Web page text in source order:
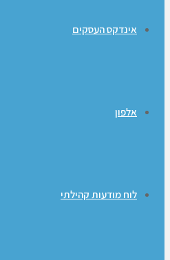
אינדקס העסקים
אלפון
לוח מודעות קהילתי